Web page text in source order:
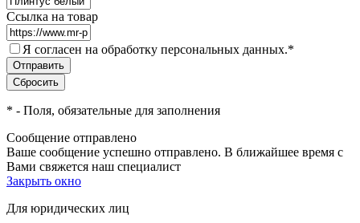
Ссылка на товар
Я согласен на обработку персональных данных.*
* - Поля, обязательные для заполнения
Сообщение отправлено
Ваше сообщение успешно отправлено. В ближайшее время с
Вами свяжется наш специалист
Закрыть окно
Для юридических лиц